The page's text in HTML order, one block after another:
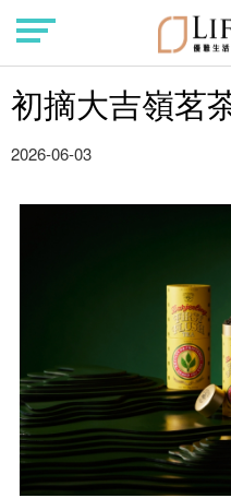
初摘大吉嶺茗
2026-06-03